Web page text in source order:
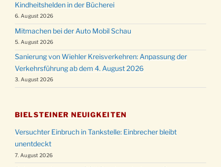
Kindheitshelden in der Bücherei
6. August 2026
Mitmachen bei der Auto Mobil Schau
5. August 2026
Sanierung von Wiehler Kreisverkehren: Anpassung der
Verkehrsführung ab dem 4. August 2026
3. August 2026
BIELSTEINER NEUIGKEITEN
Versuchter Einbruch in Tankstelle: Einbrecher bleibt
unentdeckt
7. August 2026